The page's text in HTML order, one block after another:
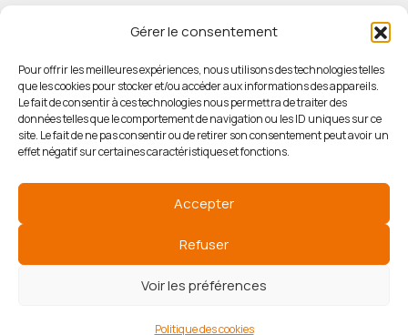
Gérer le consentement
Pour offrir les meilleures expériences, nous utilisons des technologies telles
que les cookies pour stocker et/ou accéder aux informations des appareils.
Le fait de consentir à ces technologies nous permettra de traiter des
données telles que le comportement de navigation ou les ID uniques sur ce
site. Le fait de ne pas consentir ou de retirer son consentement peut avoir un
effet négatif sur certaines caractéristiques et fonctions.
Accepter
Refuser
Voir les préférences
Politique des cookies
© HORIZON IMMOBILIER
Mentions légales
Politique des cookies